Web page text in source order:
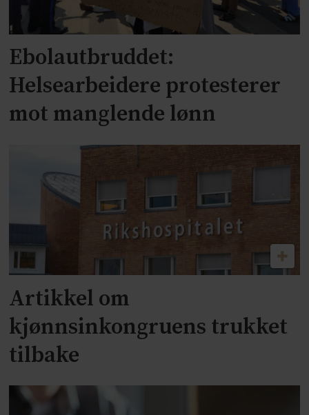
Ebolautbruddet:
Helsearbeidere protesterer
mot manglende lønn
Artikkel om
kjønnsinkongruens trukket
tilbake